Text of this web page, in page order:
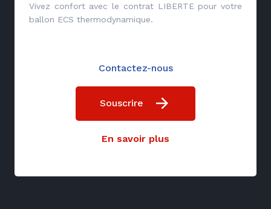
Vivez confort avec le contrat LIBERTE pour votre
ballon ECS thermodynamique.
Contactez-nous
Souscrire
En savoir plus